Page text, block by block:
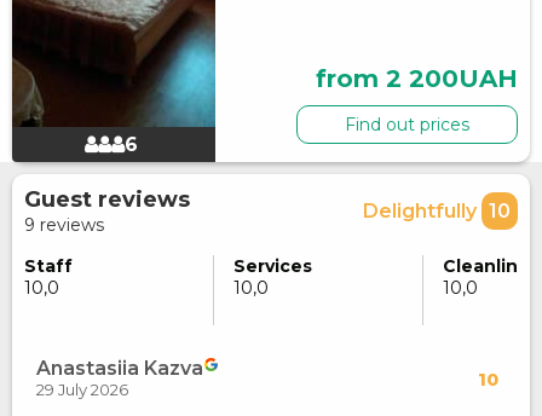
6
from 2 200UAH
Find out prices
Guest reviews
9 reviews
Delightfully 10
Staff
10,0
Services
10,0
10,0
Anastasiia Kazva 10
29 July 2026